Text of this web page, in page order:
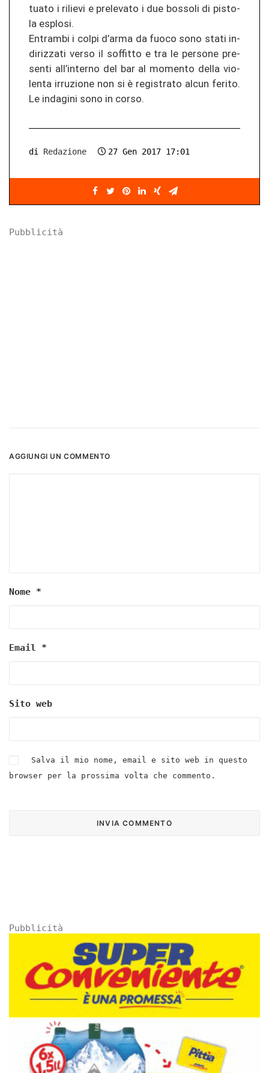
tua­to i ri­lie­vi e prele­va­to i due bos­so­li di pis­to­
la esplo­si.
En­tram­bi i colpi d’arma da fuoco sono stati in­
di­ri­z­za­ti verso il sof­fit­to e tra le per­so­ne pre­
sen­ti all’in­ter­no del bar al mo­men­to della vio­
len­ta ir­ru­zio­ne non si è re­gis­tra­to alcun fe­ri­to.
Le ind­agi­ni sono in corso.
di Redazione 27 Gen 2017 17:01
Pubblicità
AGGIUNGI UN COMMENTO
Nome *
Email *
Sito web
Salva il mio nome, email e sito web in questo
browser per la prossima volta che commento.
Pubblicità